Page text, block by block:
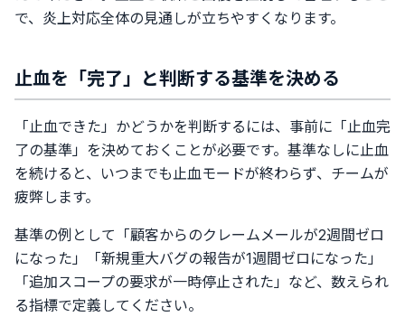
で、炎上対応全体の見通しが立ちやすくなります。
止血を「完了」と判断する基準を決める
「止血できた」かどうかを判断するには、事前に「止血完
了の基準」を決めておくことが必要です。基準なしに止血
を続けると、いつまでも止血モードが終わらず、チームが
疲弊します。
基準の例として「顧客からのクレームメールが2週間ゼロ
になった」「新規重大バグの報告が1週間ゼロになった」
「追加スコープの要求が一時停止された」など、数えられ
る指標で定義してください。